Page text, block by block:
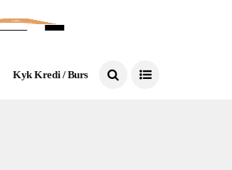
Kyk Kredi / Burs